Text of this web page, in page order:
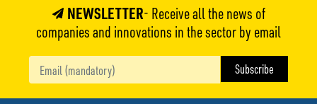
NEWSLETTER- Receive all the news of
companies and innovations in the sector by email